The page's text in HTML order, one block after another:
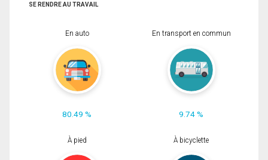
SE RENDRE AU TRAVAIL
En auto
80.49 %
En transport en commun
9.74 %
À pied À bicyclette